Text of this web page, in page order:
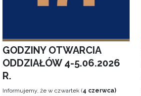
GODZINY OTWARCIA
ODDZIAŁÓW 4-5.06.2026
R.
Informujemy, że w czwartek (4 czerwca)